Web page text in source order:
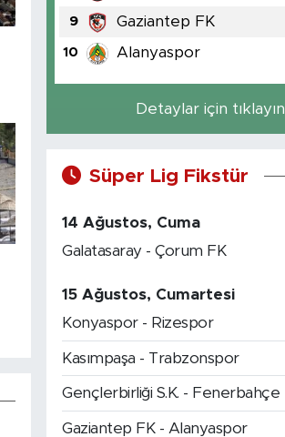
9 Gaziantep FK
10 Alanyaspor
Detaylar için tıklayın
Süper Lig Fikstür
14 Ağustos, Cuma
Galatasaray - Çorum FK
15 Ağustos, Cumartesi
Konyaspor - Rizespor
Kasımpaşa - Trabzonspor
Gençlerbirliği S.K. - Fenerbahçe
Gaziantep FK - Alanyaspor